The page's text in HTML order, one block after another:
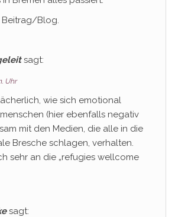
Beitrag/Blog.
sagt:
Uhr
wie sich emotional
(hier ebenfalls negativ
mit den Medien, die alle in die
Bresche schlagen, verhalten.
sehr an die „refugies wellcome
sagt: